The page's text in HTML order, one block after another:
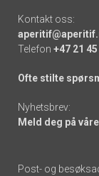
Kontakt oss:
Telefon +47 21
Ofte stilte
Nyhetsbrev:
Meld deg på
Post- og